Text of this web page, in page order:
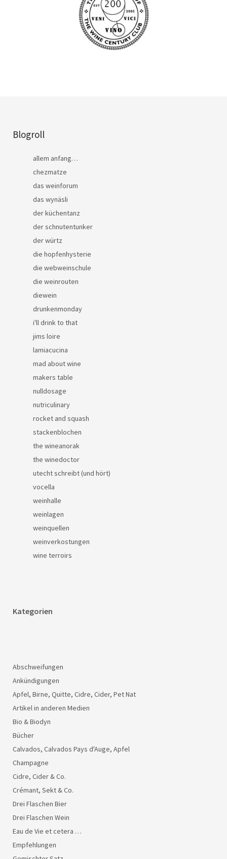
Blogroll
allem anfang…
chezmatze
das weinforum
das wynäsli
der küchentanz
der schnutentunker
der würtz
die hopfenhysterie
die webweinschule
die weinrouten
diewein
drunkenmonday
i'll drink to that
jims loire
lamiacucina
mad about wine
makers table
nulldosage
nutriculinary
rocket and squash
stackenblochen
the wineanorak
the winedoctor
utecht schreibt (und hört)
vocella
weinhalle
weinlagen
weinquellen
weinverkostungen
wine terroirs
Kategorien
Abschweifungen
Ankündigungen
Apfel, Birne, Quitte, Cidre, Cider, Pet Nat
Artikel in anderen Medien
Bio & Biodyn
Bücher
Calvados, Calvados Pays d'Auge, Apfel
Champagne
Cidre, Cider & Co.
Crémant, Sekt & Co.
Drei Flaschen Bier
Drei Flaschen Wein
Eau de Vie et cetera …
Empfehlungen